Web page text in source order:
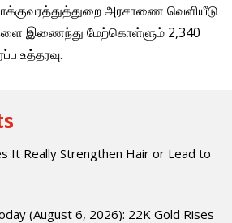
அரசாணை வெளியீடு
இணைந்து மேற்கொள்ளும் 2,340
உத்தரவு.
It Really Strengthen Hair or Lead to
(August 6, 2026): 22K Gold Rises